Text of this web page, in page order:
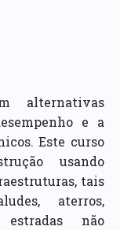
alternativas
e a
Este curso
usando
tais
aterros,
não